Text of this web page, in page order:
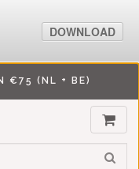
€75 (NL + BE)
DOWNLOAD
DOWNLOAD